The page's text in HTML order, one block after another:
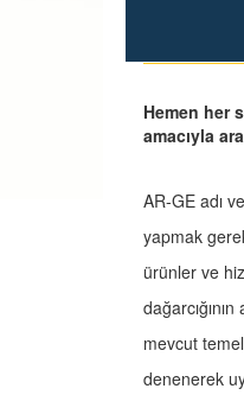
Hemen her
amacıyla
AR-GE adı
yapmak
ürünler ve
mevcut
denenerek